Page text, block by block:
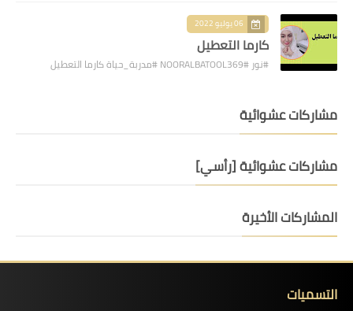
06 يوليو 2022
كارما التعطيل
#نور #NOORALBATOOL369 #مدربة_حياة كارما التعطيل
مشاركات عشوائية
مشاركات عشوائية [رأسي]
المشاركات الأخيرة
التسميات